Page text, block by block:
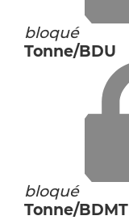
bloqué
Tonne/BDU
bloqué
Tonne/BDMT